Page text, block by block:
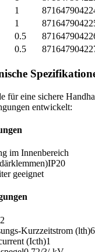
1
1
0.5
0.5
für eine sichere
entwickelt:
im Innenbereich
IP20
geeignet
Kurzzeitstrom (lth)
(Icth)1